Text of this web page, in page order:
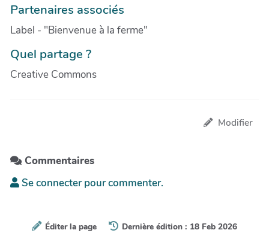
Partenaires associés
Label - "Bienvenue à la ferme"
Quel partage ?
Creative Commons
Modifier
Commentaires
Se connecter pour commenter.
Éditer la page
Dernière édition : 18 Feb 2026